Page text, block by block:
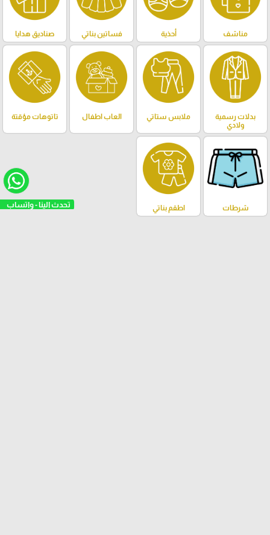
مناشف أحذية فساتين بناتي صناديق هدايا
بدلات رسمية
ولادي
ملابس ستاتي العاب اطفال تاتوهات مؤقتة
شرطات اطقم بناتي